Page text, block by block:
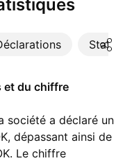
et du chiffre
société a déclaré un
dépassant ainsi de
Le chiffre